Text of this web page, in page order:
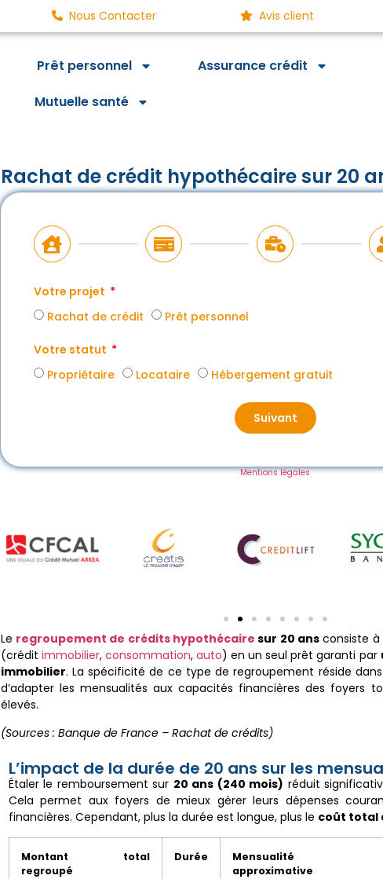
Nous Contacter Avis client
Prêt personnel
Assurance crédit
Mutuelle santé
Rachat de crédit hypothécaire sur 20
Votre projet
Rachat de crédit
Prêt personnel
Votre statut
Propriétaire
Locataire Hébergement gratuit
Suivant
Mentions légales
Le regroupement de crédits hypothécaire sur 20 ans consiste à
(crédit immobilier, consommation,auto) en un seul prêt garanti par
immobilier. La spécificité de ce type de regroupement réside
d’adapter les mensualités aux capacités financières des foyers
élevés.
(Sources : Banque de France – Rachat de crédits)
L’impact de la durée de 20 ans sur les
Étaler le remboursement sur 20 ans (240 mois) réduit
Cela permet aux foyers de mieux gérer leurs dépenses
financières. Cependant, plus la durée est longue, plus le coût total
Montant total
regroupé
Durée
Mensualité
approximative